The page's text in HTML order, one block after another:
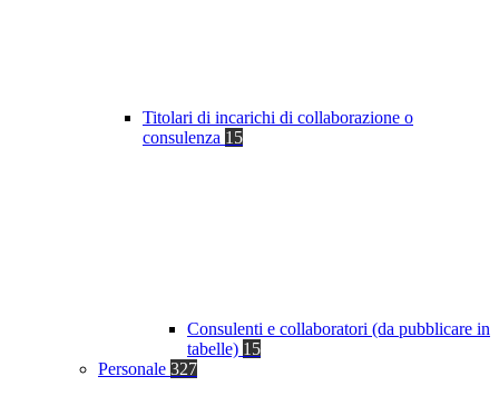
Titolari di incarichi di collaborazione o
consulenza 15
Consulenti e collaboratori (da pubblicare in
tabelle) 15
Personale 327